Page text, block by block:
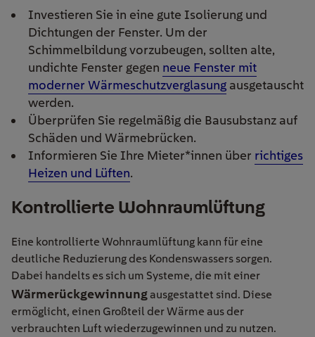
Investieren Sie in eine gute Isolierung und
Dichtungen der Fenster. Um der
Schimmelbildung vorzubeugen, sollten alte,
undichte Fenster gegen neue Fenster mit
moderner Wärmeschutzverglasung ausgetauscht
werden.
Überprüfen Sie regelmäßig die Bausubstanz auf
Schäden und Wärmebrücken.
Informieren Sie Ihre Mieter*innen über richtiges
Heizen und Lüften.
Kontrollierte Wohnraumlüftung
Eine kontrollierte Wohnraumlüftung kann für eine
deutliche Reduzierung des Kondenswassers sorgen.
Dabei handelts es sich um Systeme, die mit einer
Wärmerückgewinnung ausgestattet sind. Diese
ermöglicht, einen Großteil der Wärme aus der
verbrauchten Luft wiederzugewinnen und zu nutzen.